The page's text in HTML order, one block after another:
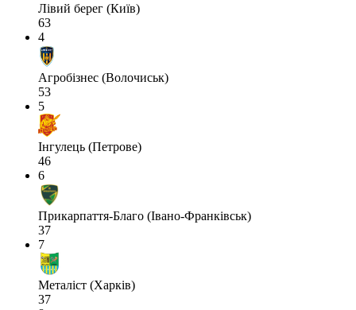
Лівий берег (Київ)
63
4
Агробізнес (Волочиськ)
53
5
Інгулець (Петрове)
46
6
Прикарпаття-Благо (Івано-Франківськ)
37
7
Металіст (Харків)
37